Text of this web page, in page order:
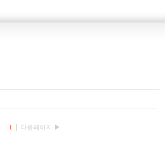
1 다음페이지 ▶